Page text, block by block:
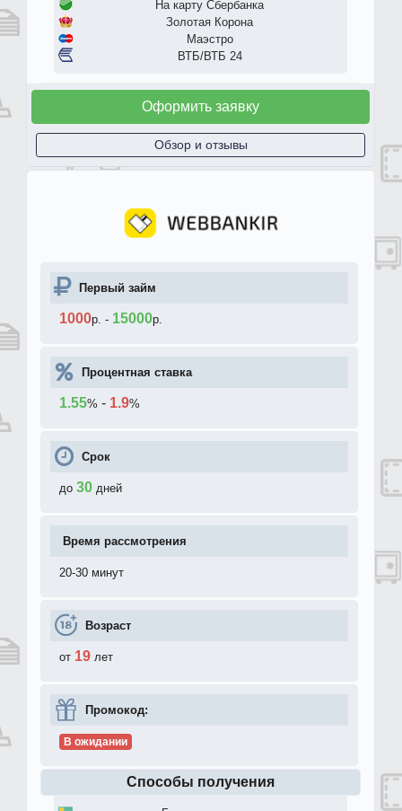
На карту Сбербанка
Золотая Корона
Маэстро
ВТБ/ВТБ 24
Оформить заявку
Обзор и отзывы
Первый займ
1000р. - 15000р.
Процентная ставка
1.55% - 1.9%
Срок
до 30 дней
Время рассмотрения
20-30 минут
Возраст
от 19 лет
Промокод:
В ожидании
Способы получения